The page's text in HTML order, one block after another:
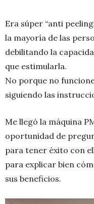
Era súper “anti
la mayoría de las
debilitando la
que estimularla.
No porque no
siguiendo las
Me llegó la máquina
oportunidad de
para tener éxito con
para explicar bien
sus beneficios.